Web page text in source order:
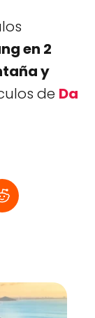
en 2
y
de Da